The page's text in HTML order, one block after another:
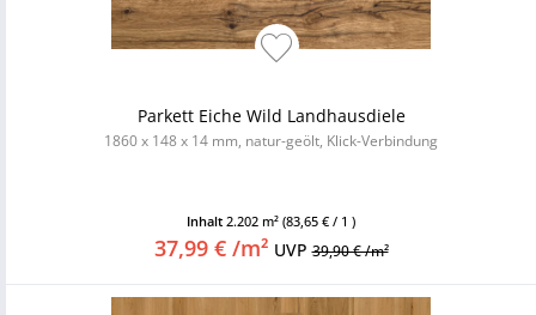
Parkett Eiche Wild Landhausdiele
1860 x 148 x 14 mm, natur-geölt, Klick-Verbindung
Inhalt 2.202 m² (83,65 € / 1 )
37,99 € /m² UVP39,90 € /m²